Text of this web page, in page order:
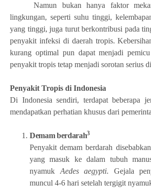
Namun bukan hanya faktor
lingkungan, seperti suhu tinggi,
yang tinggi, juga turut berkontribusi pada
penyakit infeksi di daerah tropis.
kurang optimal pun dapat menjadi
penyakit tropis tetap menjadi sorotan serius
Penyakit Tropis di Indonesia
Di Indonesia sendiri, terdapat beberapa
mendapatkan perhatian khusus dari
Demam berdarah3
Penyakit demam berdarah
yang masuk ke dalam tubuh
nyamuk Aedes aegypti. Gejala
muncul 4-6 hari setelah tergigit